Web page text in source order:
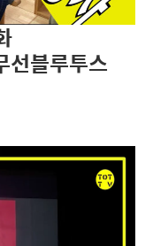
선블루투스